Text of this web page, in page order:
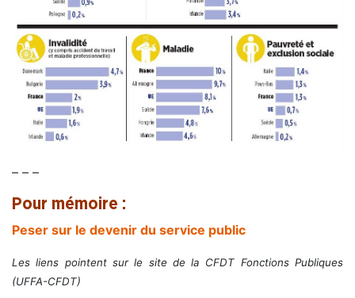
– – –
Pour mémoire :
Peser sur le devenir du service public
Les liens pointent sur le site de la CFDT Fonctions Publiques
(UFFA-CFDT)